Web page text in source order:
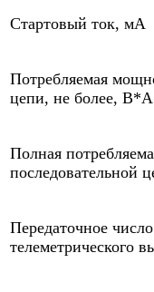
Стартовый ток, мА
Потребляемая
цепи, не более,
Полная
последовательной
Передаточное
телеметрического